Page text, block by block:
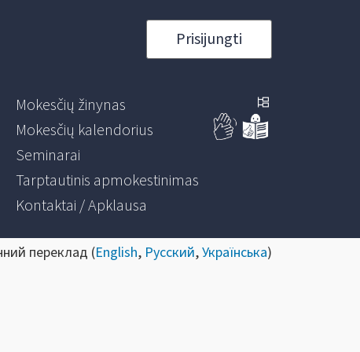
Prisijungti
Mokesčių žinynas
Mokesčių kalendorius
Seminarai
Tarptautinis apmokestinimas
Kontaktai / Apklausa
переклад (English, Русский,Українська)